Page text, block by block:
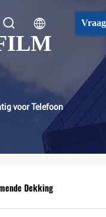
voor Telefoon
Dekking